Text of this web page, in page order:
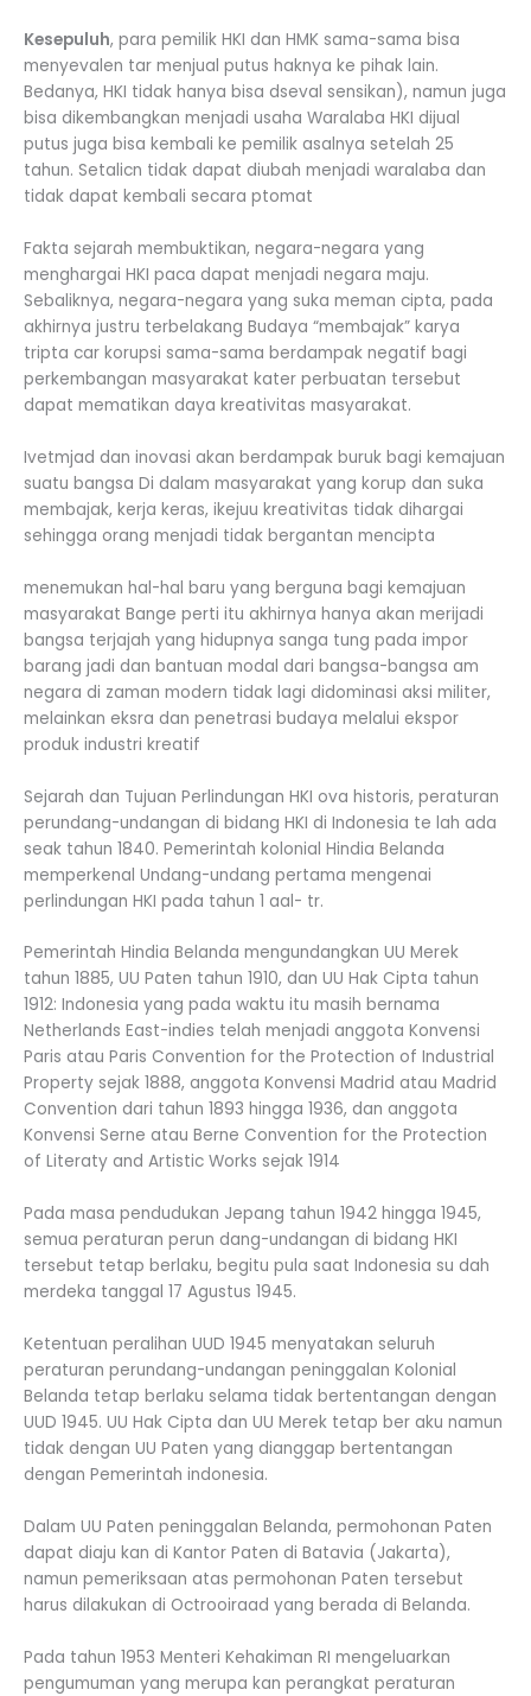
Kesepuluh, para pemilik HKI dan HMK sama-sama bisa
menyevalen tar menjual putus haknya ke pihak lain.
Bedanya, HKI tidak hanya bisa dseval sensikan), namun juga
bisa dikembangkan menjadi usaha Waralaba HKI dijual
putus juga bisa kembali ke pemilik asalnya setelah 25
tahun. Setalicn tidak dapat diubah menjadi waralaba dan
tidak dapat kembali secara ptomat
Fakta sejarah membuktikan, negara-negara yang
menghargai HKI paca dapat menjadi negara maju.
Sebaliknya, negara-negara yang suka meman cipta, pada
akhirnya justru terbelakang Budaya “membajak” karya
tripta car korupsi sama-sama berdampak negatif bagi
perkembangan masyarakat kater perbuatan tersebut
dapat mematikan daya kreativitas masyarakat.
Ivetmjad dan inovasi akan berdampak buruk bagi kemajuan
suatu bangsa Di dalam masyarakat yang korup dan suka
membajak, kerja keras, ikejuu kreativitas tidak dihargai
sehingga orang menjadi tidak bergantan mencipta
menemukan hal-hal baru yang berguna bagi kemajuan
masyarakat Bange perti itu akhirnya hanya akan merijadi
bangsa terjajah yang hidupnya sanga tung pada impor
barang jadi dan bantuan modal dari bangsa-bangsa am
negara di zaman modern tidak lagi didominasi aksi militer,
melainkan eksra dan penetrasi budaya melalui ekspor
produk industri kreatif
Sejarah dan Tujuan Perlindungan HKI ova historis, peraturan
perundang-undangan di bidang HKI di Indonesia te lah ada
seak tahun 1840. Pemerintah kolonial Hindia Belanda
memperkenal Undang-undang pertama mengenai
perlindungan HKI pada tahun 1 aal- tr.
Pemerintah Hindia Belanda mengundangkan UU Merek
tahun 1885, UU Paten tahun 1910, dan UU Hak Cipta tahun
1912: Indonesia yang pada waktu itu masih bernama
Netherlands East-indies telah menjadi anggota Konvensi
Paris atau Paris Convention for the Protection of Industrial
Property sejak 1888, anggota Konvensi Madrid atau Madrid
Convention dari tahun 1893 hingga 1936, dan anggota
Konvensi Serne atau Berne Convention for the Protection
of Literaty and Artistic Works sejak 1914
Pada masa pendudukan Jepang tahun 1942 hingga 1945,
semua peraturan perun dang-undangan di bidang HKI
tersebut tetap berlaku, begitu pula saat Indonesia su dah
merdeka tanggal 17 Agustus 1945.
Ketentuan peralihan UUD 1945 menyatakan seluruh
peraturan perundang-undangan peninggalan Kolonial
Belanda tetap berlaku selama tidak bertentangan dengan
UUD 1945. UU Hak Cipta dan UU Merek tetap ber aku namun
tidak dengan UU Paten yang dianggap bertentangan
dengan Pemerintah indonesia.
Dalam UU Paten peninggalan Belanda, permohonan Paten
dapat diaju kan di Kantor Paten di Batavia (Jakarta),
namun pemeriksaan atas permohonan Paten tersebut
harus dilakukan di Octrooiraad yang berada di Belanda.
Pada tahun 1953 Menteri Kehakiman RI mengeluarkan
pengumuman yang merupa kan perangkat peraturan